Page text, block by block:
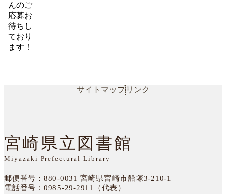
んのご
応募お
待ちし
ており
ます！
サイトマップリンク
宮崎県立図書館
Miyazaki Prefectural Library
郵便番号：880-0031 宮崎県宮崎市船塚3-210-1
電話番号： 0985-29-2911（代表）